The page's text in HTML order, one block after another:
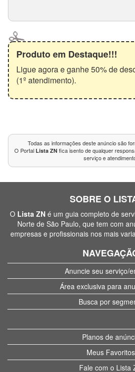
Produto em Destaque!!!
Ligue agora e ganhe 50% de
(1º atendimento).
Todas as informações deste anúncio são
O Portal Lista ZN fica isento de qualquer
serviço e
SOBRE O
O Lista ZNé um guia completo de
Norte de São Paulo, que tem com
empresas e profissionais nos mais
Anuncie seu serviço/
Área exclusiva para
Busca por
Planos de
Meus Favoritos
Fale com o Lista